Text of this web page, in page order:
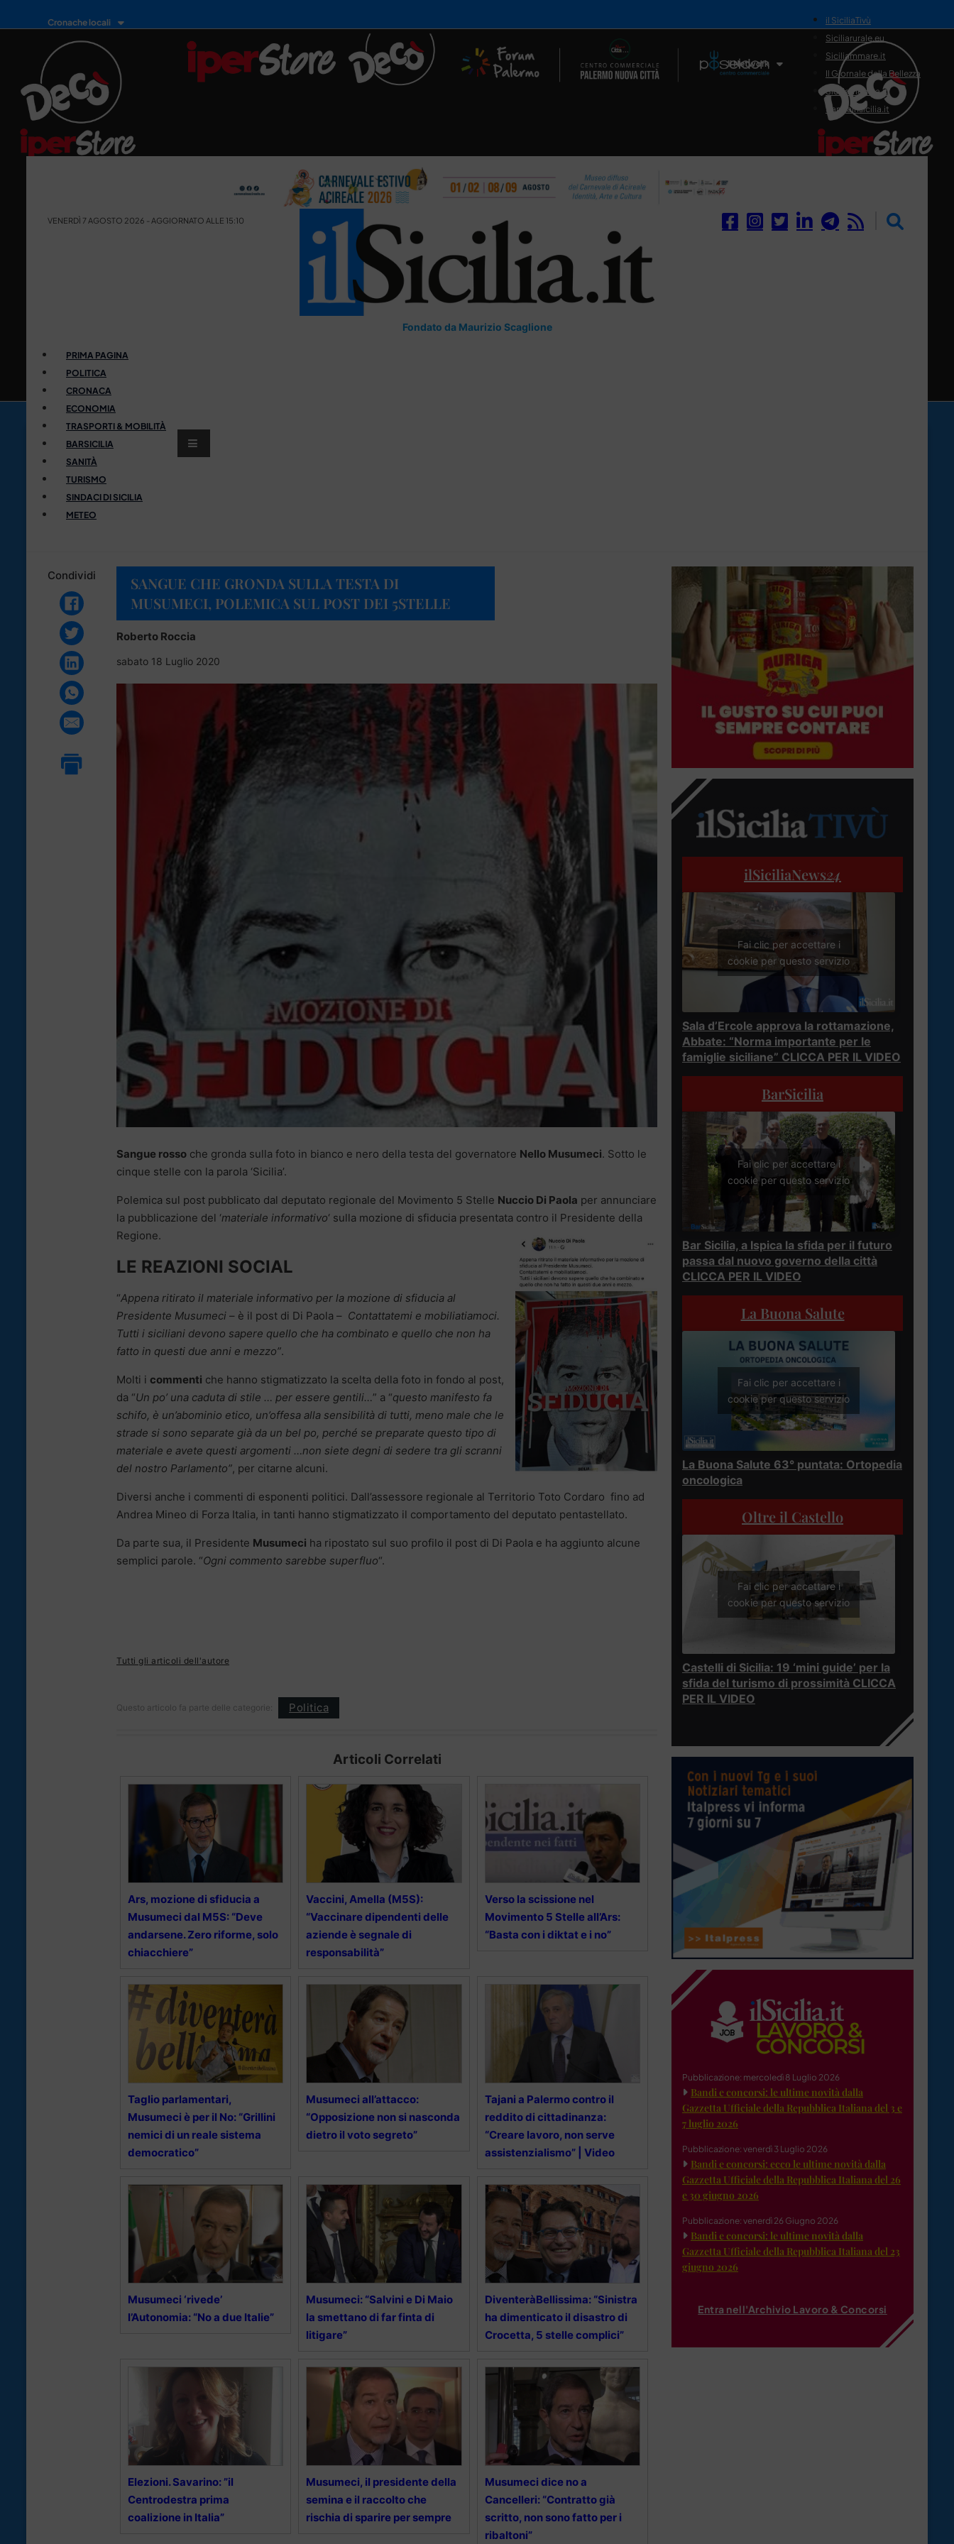
Cronache locali
Il Network
il SiciliaTivù
Siciliarurale.eu
Siciliammare.it
Il Giornale della Bellezza
Siciliamedica.it
Sanitainsicilia.it
VENERDÌ 7 AGOSTO 2026 - AGGIORNATO ALLE 15:10
Fondato da Maurizio Scaglione
PRIMA PAGINA
POLITICA
CRONACA
ECONOMIA
TRASPORTI & MOBILITÀ
BARSICILIA
SANITÀ
TURISMO
SINDACI DI SICILIA
METEO
Condividi
SANGUE CHE GRONDA SULLA TESTA DI
MUSUMECI, POLEMICA SUL POST DEI 5STELLE
Roberto Roccia
sabato 18 Luglio 2020
Sangue rosso che gronda sulla foto in bianco e nero della testa del governatore Nello Musumeci. Sotto le
cinque stelle con la parola ‘Sicilia’.
Polemica sul post pubblicato dal deputato regionale del Movimento 5 Stelle Nuccio Di Paola per annunciare
la pubblicazione del ‘materiale informativo‘ sulla mozione di sfiducia presentata contro il Presidente della
Regione.
LE REAZIONI SOCIAL
“Appena ritirato il materiale informativo per la mozione di sfiducia al
Presidente Musumeci – è il post di Di Paola – Contattatemi e mobiliatiamoci.
Tutti i siciliani devono sapere quello che ha combinato e quello che non ha
fatto in questi due anni e mezzo”.
Molti i commenti che hanno stigmatizzato la scelta della foto in fondo al post,
da “Un po’ una caduta di stile … per essere gentili…” a “questo manifesto fa
schifo, è un’abominio etico, un’offesa alla sensibilità di tutti, meno male che le
strade si sono separate già da un bel po, perché se preparate questo tipo di
materiale e avete questi argomenti …non siete degni di sedere tra gli scranni
del nostro Parlamento”, per citarne alcuni.
Diversi anche i commenti di esponenti politici. Dall’assessore regionale al Territorio Toto Cordaro fino ad
Andrea Mineo di Forza Italia, in tanti hanno stigmatizzato il comportamento del deputato pentastellato.
Da parte sua, il Presidente Musumeci ha ripostato sul suo profilo il post di Di Paola e ha aggiunto alcune
semplici parole. “Ogni commento sarebbe superfluo“.
Tutti gli articoli dell'autore
Questo articolo fa parte delle categorie: Politica
Articoli Correlati
Ars, mozione di sfiducia a
Musumeci dal M5S: “Deve
andarsene. Zero riforme, solo
chiacchiere”
Vaccini, Amella (M5S):
“Vaccinare dipendenti delle
aziende è segnale di
responsabilità”
Verso la scissione nel
Movimento 5 Stelle all’Ars:
“Basta con i diktat e i no”
Taglio parlamentari,
Musumeci è per il No: “Grillini
nemici di un reale sistema
democratico”
Musumeci all’attacco:
“Opposizione non si nasconda
dietro il voto segreto”
Tajani a Palermo contro il
reddito di cittadinanza:
“Creare lavoro, non serve
assistenzialismo” | Video
Musumeci ‘rivede’
l’Autonomia: “No a due Italie”
Musumeci: “Salvini e Di Maio
la smettano di far finta di
litigare”
DiventeràBellissima: “Sinistra
ha dimenticato il disastro di
Crocetta, 5 stelle complici”
Elezioni. Savarino: ”il
Centrodestra prima
coalizione in Italia”
Musumeci, il presidente della
semina e il raccolto che
rischia di sparire per sempre
Musumeci dice no a
Cancelleri: “Contratto già
scritto, non sono fatto per i
ribaltoni”
ilSiciliaNews24
Fai clic per accettare i
cookie per questo servizio
Sala d’Ercole approva la rottamazione,
Abbate: “Norma importante per le
famiglie siciliane” CLICCA PER IL VIDEO
BarSicilia
Fai clic per accettare i
cookie per questo servizio
Bar Sicilia, a Ispica la sfida per il futuro
passa dal nuovo governo della città
CLICCA PER IL VIDEO
La Buona Salute
Fai clic per accettare i
cookie per questo servizio
La Buona Salute 63° puntata: Ortopedia
oncologica
Oltre il Castello
Fai clic per accettare i
cookie per questo servizio
Castelli di Sicilia: 19 ‘mini guide’ per la
sfida del turismo di prossimità CLICCA
PER IL VIDEO
Pubblicazione: mercoledì 8 Luglio 2026
Bandi e concorsi: le ultime novità dalla
Gazzetta Ufficiale della Repubblica Italiana del 3 e
7 luglio 2026
Pubblicazione: venerdì 3 Luglio 2026
Bandi e concorsi: ecco le ultime novità dalla
Gazzetta Ufficiale della Repubblica Italiana del 26
e 30 giugno 2026
Pubblicazione: venerdì 26 Giugno 2026
Bandi e concorsi: le ultime novità dalla
Gazzetta Ufficiale della Repubblica Italiana del 23
giugno 2026
Entra nell'Archivio Lavoro & Concorsi